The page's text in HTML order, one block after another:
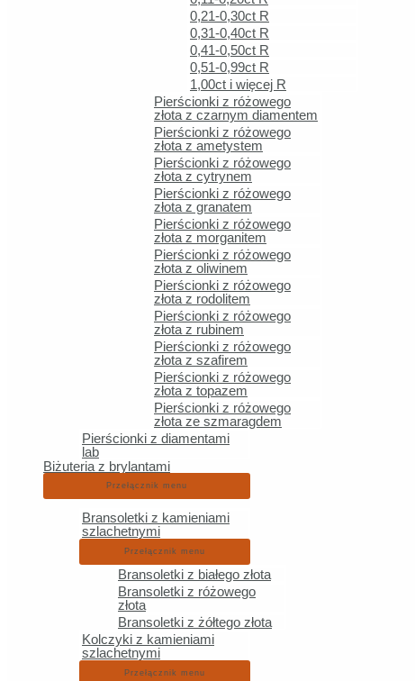
0,21-0,30ct R
0,31-0,40ct R
0,41-0,50ct R
0,51-0,99ct R
1,00ct i więcej R
Pierścionki z różowego
złota z czarnym diamentem
Pierścionki z różowego
złota z ametystem
Pierścionki z różowego
złota z cytrynem
Pierścionki z różowego
złota z granatem
Pierścionki z różowego
złota z morganitem
Pierścionki z różowego
złota z oliwinem
Pierścionki z różowego
złota z rodolitem
Pierścionki z różowego
złota z rubinem
Pierścionki z różowego
złota z szafirem
Pierścionki z różowego
złota z topazem
Pierścionki z różowego
złota ze szmaragdem
Pierścionki z diamentami
lab
Biżuteria z brylantami
Przełącznik menu
Bransoletki z kamieniami
szlachetnymi
Przełącznik menu
Bransoletki z białego złota
Bransoletki z różowego
złota
Bransoletki z żółtego złota
Kolczyki z kamieniami
szlachetnymi
Przełącznik menu
ul. Strachowskiego 45
52-210 Wrocław
kontakt@euworld.pl
Tel. 692 269 803
NIP 8992923337
REGON 521756163
Zakupy
Obrączki ślubne
Biżuteria
Pierścionki
Biżuteria z brylantami
Informacje
Bezpieczny zakup biżuterii online
Formy płatności
Koszty dostawy
Zwroty
Regulamin
Polityka prywatności
Blog
Copyright © 2026 Ankier.com.pl